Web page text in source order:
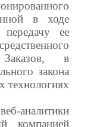
в ходе
ее
в
закона
аналитики
компанией